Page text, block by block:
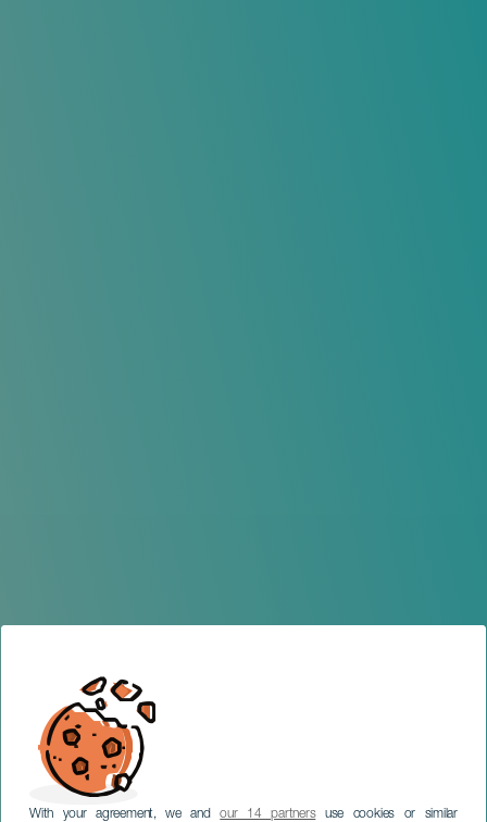
With your agreement, we andour 14 partnersuse cookies or similar